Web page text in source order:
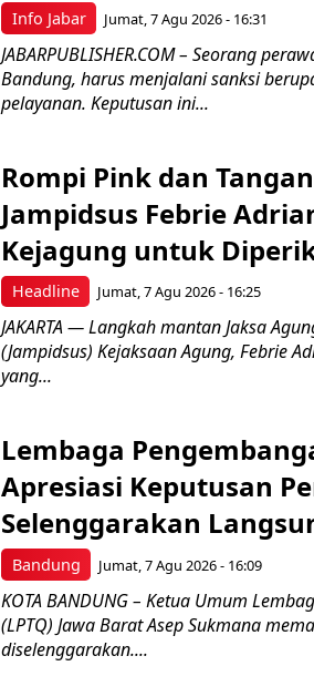
Info Jabar Jumat, 7 Agu 2026 - 16:31
JABARPUBLISHER.COM – Seorang
Bandung, harus menjalani sanksi
pelayanan. Keputusan ini...
Headline
Rompi Pink dan
Jampidsus Febrie
Kejagung untuk
Jumat, 7 Agu 2026 - 16:25
JAKARTA — Langkah mantan Jaksa
(Jampidsus) Kejaksaan Agung, Febrie
yang...
Bandung
Lembaga
Apresiasi Keputusan
Selenggarakan
Jumat, 7 Agu 2026 - 16:09
KOTA BANDUNG – Ketua Umum
(LPTQ) Jawa Barat Asep Sukmana
diselenggarakan....